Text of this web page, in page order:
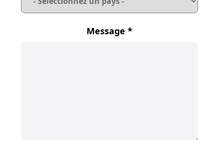
Message *